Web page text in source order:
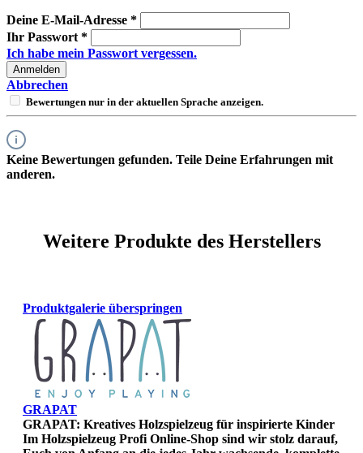
Deine E-Mail-Adresse *
Ihr Passwort *
Ich habe mein Passwort vergessen.
Anmelden
Abbrechen
Bewertungen nur in der aktuellen Sprache anzeigen.
Keine Bewertungen gefunden. Teile Deine Erfahrungen mit
anderen.
Weitere Produkte des Herstellers
Produktgalerie überspringen
GRAPAT
GRAPAT: Kreatives Holzspielzeug für inspirierte Kinder
Im Holzspielzeug Profi Online-Shop sind wir stolz darauf,